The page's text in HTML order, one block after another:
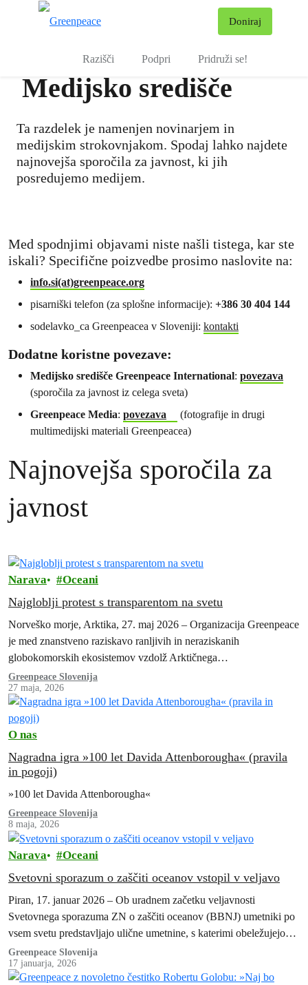
Doniraj
Razišči Podpri Pridruži se!
Medijsko središče
Ta razdelek je namenjen novinarjem in
medijskim strokovnjakom. Spodaj lahko najdete
najnovejša sporočila za javnost, ki jih
posredujemo medijem.
Med spodnjimi objavami niste našli tistega, kar ste
iskali? Specifične poizvedbe prosimo naslovite na:
info.si(at)greenpeace.org
pisarniški telefon (za splošne informacije): +386 30 404 144
sodelavko_ca Greenpeacea v Sloveniji: kontakti
Dodatne koristne povezave:
Medijsko središče Greenpeace International: povezava
(sporočila za javnost iz celega sveta)
Greenpeace Media: povezava
(fotografije in drugi
multimedijski materiali Greenpeacea)
Najnovejša sporočila za
javnost
Narava Oceani
Najgloblji protest s transparentom na svetu
Norveško morje, Arktika, 27. maj 2026 – Organizacija Greenpeace
je med znanstveno raziskavo ranljivih in neraziskanih
globokomorskih ekosistemov vzdolž Arktičnega
srednjeoceanskega grebena s pomočjo podvodnega robota
svetovnim voditeljem poslala neposredno…
Greenpeace Slovenija
27 maja, 2026
O nas
Nagradna igra »100 let Davida Attenborougha« (pravila
in pogoji)
»100 let Davida Attenborougha«
Greenpeace Slovenija
8 maja, 2026
Narava Oceani
Svetovni sporazum o zaščiti oceanov vstopil v veljavo
Piran, 17. januar 2026 – Ob uradnem začetku veljavnosti
Svetovnega sporazuma ZN o zaščiti oceanov (BBNJ) umetniki po
vsem svetu predstavljajo ulične umetnine, s katerimi obeležujejo
težko priborjeno zmago po…
Greenpeace Slovenija
17 januarja, 2026